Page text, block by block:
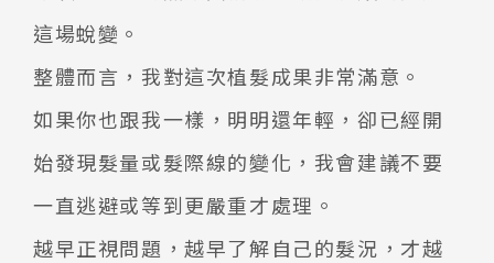
這場蛻變。
整體而言，我對這次植髮成果非常滿意。
如果你也跟我一樣，明明還年輕，卻已經開
始發現髮量或髮際線的變化，我會建議不要
一直逃避或等到更嚴重才處理。
越早正視問題，越早了解自己的髮況，才越